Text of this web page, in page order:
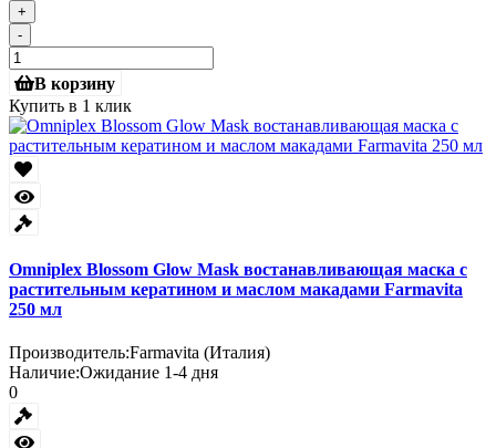
+
-
В корзину
Купить в 1 клик
Omniplex Blossom Glow Mask востанавливающая маска с
растительным кератином и маслом макадами Farmavita
250 мл
Производитель:Farmavita (Италия)
Наличие:Ожидание 1-4 дня
0